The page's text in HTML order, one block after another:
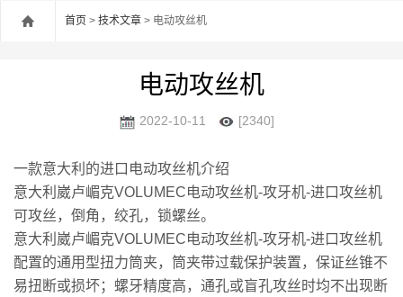
首页 > 技术文章 > 电动攻丝机
电动攻丝机
2022-10-11 [2340]
一款意大利的进口电动攻丝机介绍
意大利崴卢嵋克VOLUMEC电动攻丝机-攻牙机-进口攻丝机
可攻丝，倒角，绞孔，锁螺丝。
意大利崴卢嵋克VOLUMEC电动攻丝机-攻牙机-进口攻丝机
配置的通用型扭力筒夹，筒夹带过载保护装置，保证丝锥不
易扭断或损坏；螺牙精度高，通孔或盲孔攻丝时均不出现断